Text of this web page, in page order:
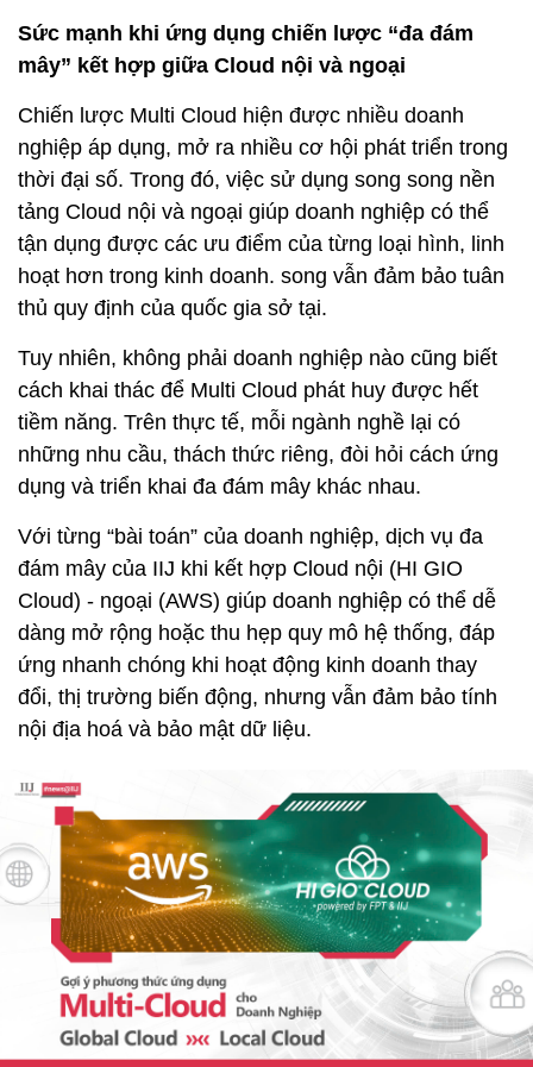
Sức mạnh khi ứng dụng chiến lược “đa đám
mây” kết hợp giữa Cloud nội và ngoại
Chiến lược Multi Cloud hiện được nhiều doanh
nghiệp áp dụng, mở ra nhiều cơ hội phát triển trong
thời đại số. Trong đó, việc sử dụng song song nền
tảng Cloud nội và ngoại giúp doanh nghiệp có thể
tận dụng được các ưu điểm của từng loại hình, linh
hoạt hơn trong kinh doanh. song vẫn đảm bảo tuân
thủ quy định của quốc gia sở tại.
Tuy nhiên, không phải doanh nghiệp nào cũng biết
cách khai thác để Multi Cloud phát huy được hết
tiềm năng. Trên thực tế, mỗi ngành nghề lại có
những nhu cầu, thách thức riêng, đòi hỏi cách ứng
dụng và triển khai đa đám mây khác nhau.
Với từng “bài toán” của doanh nghiệp, dịch vụ đa
đám mây của IIJ khi kết hợp Cloud nội (HI GIO
Cloud) - ngoại (AWS) giúp doanh nghiệp có thể dễ
dàng mở rộng hoặc thu hẹp quy mô hệ thống, đáp
ứng nhanh chóng khi hoạt động kinh doanh thay
đổi, thị trường biến động, nhưng vẫn đảm bảo tính
nội địa hoá và bảo mật dữ liệu.